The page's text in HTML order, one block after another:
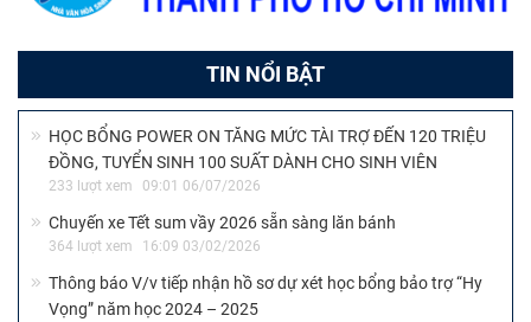
TIN NỔI BẬT
HỌC BỔNG POWER ON TĂNG MỨC TÀI TRỢ ĐẾN 120 TRIỆU
ĐỒNG, TUYỂN SINH 100 SUẤT DÀNH CHO SINH VIÊN
233 lượt xem 09:01 06/07/2026
Chuyến xe Tết sum vầy 2026 sẵn sàng lăn bánh
364 lượt xem 16:09 03/02/2026
Thông báo V/v tiếp nhận hồ sơ dự xét học bổng bảo trợ “Hy
Vọng” năm học 2024 – 2025